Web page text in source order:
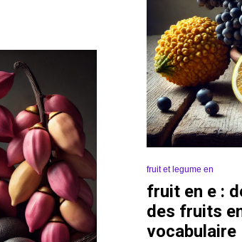
fruit et legume en
fruit en e :
des fruits
vocabulaire